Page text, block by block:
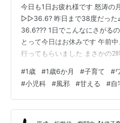
今日も1日お疲れ様です 怒涛の
▷▷36.6? 昨日まで38度だった
36.6??? 1日でこんなにさがる
とって今日はお休みです 午前
行ってもらいました まさかの2
は、予約できないのでもう待
論：風邪でした（熱は下がって
う） ▷▷遊び足りない！ 今日
め、物足りない👶👶 絵本、ミ
#1歳 #1歳6か月 #子育て #
#小児科 #風邪 #甘える #自